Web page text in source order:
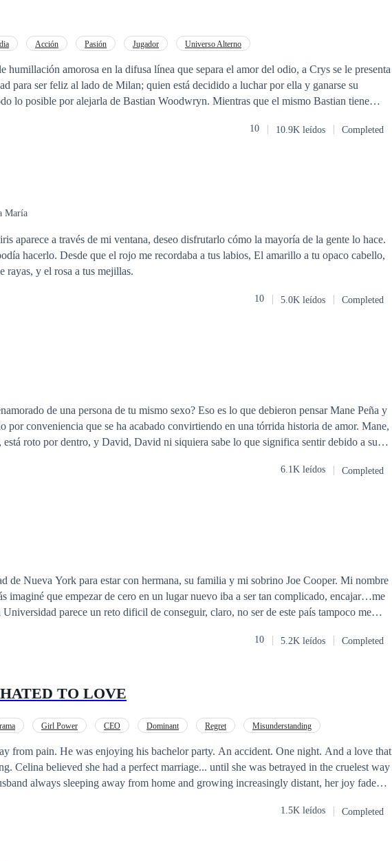
Acción Pasión Jugador Universo Alterno
humillación amorosa en la difusa línea que separa el amor del odio, a Crys se le presenta
para ser feliz al lado de Milan; quien está decidido a luchar por ella y ganarse su
lo posible por alejarla de Bastian Woodwryn. Mientras que el mismo Bastian tiene
no sabe es que ella está decidida a no perder ni a doblegarse ante él. Un nuevo ciclo
las tentaciones y pasiones más profundas de su amor?
10 10.9K leídos Completed
María
aparece a través de mi ventana, deseo disfrutarlo cómo la mayoría de la gente lo hace.
labios, El amarillo a tu opaco cabello,
rayas, y el rosa a tus mejillas.
10 5.0K leídos Completed
de una persona de tu mismo sexo? Eso es lo que debieron pensar Mane Peña y
conveniencia que se ha acabado convirtiendo en una tórrida historia de amor. Mane,
está roto por dentro, y David, David ni siquiera sabe lo que significa sentir debido a su
6.1K leídos Completed
Nueva York para estar con hermana, su familia y mi sobrino Joe Cooper. Mi nombre
imaginé que empezar de cero en un lugar nuevo iba a ser tan complicado, encajar…me
parece un reto dificil de conseguir, claro, no ser de este país tampoco me
todo empeoró. Se me metió por dentro, cada cosa, lugar o situación se volvieron
10 5.2K leídos Completed
TO LOVE
Girl Power CEO Dominant Regret Misunderstanding
from pain. He was enjoying his bachelor party. An accident. One night. And a love that
Celina believed she had a perfect marriage... until she was betrayed in the cruelest way
always sleeping away from home and growing increasingly distant, her joy faded
catching her husband in the arms of his secretary, she
1.5K leídos Completed